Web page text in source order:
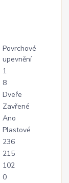
Povrchové
upevnění
1
8
Dveře
Zavřené
Ano
Plastové
236
215
102
0